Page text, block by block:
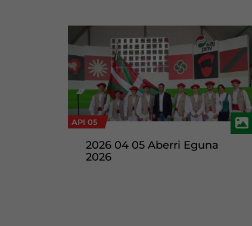
API 05
2026 04 05 Aberri Eguna
2026